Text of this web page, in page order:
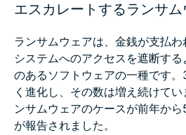
エスカレートするランサム
ランサムウェアは、金銭が支払
システムへのアクセスを遮断す
のあるソフトウェアの一種です
く進化し、その数は増え続けて
ンサムウェアのケースが前年か
が報告されました。